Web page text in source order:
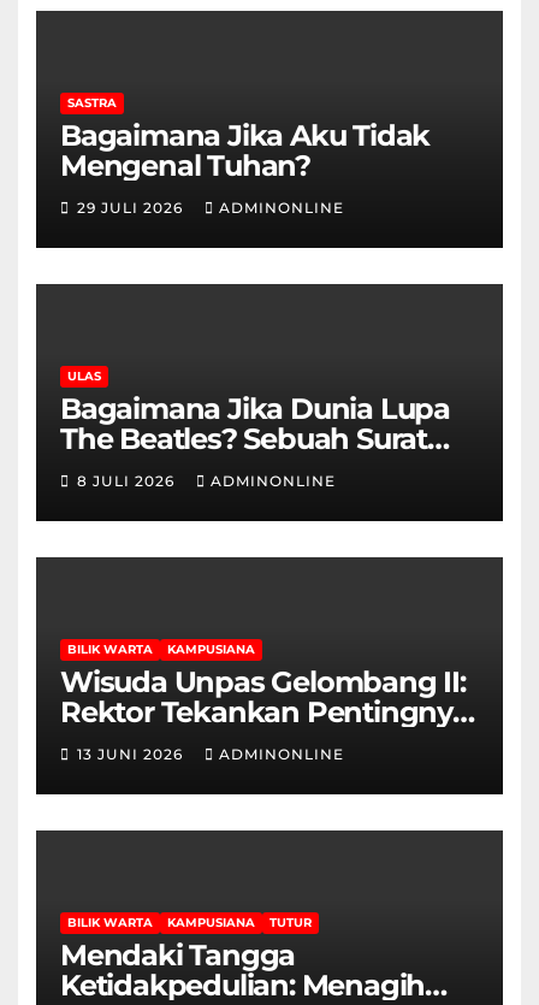
SASTRA
Bagaimana Jika Aku Tidak
Mengenal Tuhan?
29 JULI 2026 ADMINONLINE
ULAS
Bagaimana Jika Dunia Lupa
The Beatles? Sebuah Surat
Cinta dan Kritik
8 JULI 2026 ADMINONLINE
BILIK WARTA KAMPUSIANA
Wisuda Unpas Gelombang II:
Rektor Tekankan Pentingnya
Sertifikasi Keahlian
13 JUNI 2026 ADMINONLINE
BILIK WARTA KAMPUSIANA TUTUR
Mendaki Tangga
Ketidakpedulian: Menagih